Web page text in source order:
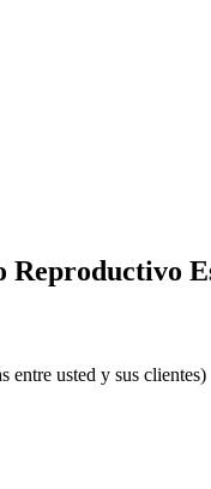
Reproductivo
entre usted y sus clientes)